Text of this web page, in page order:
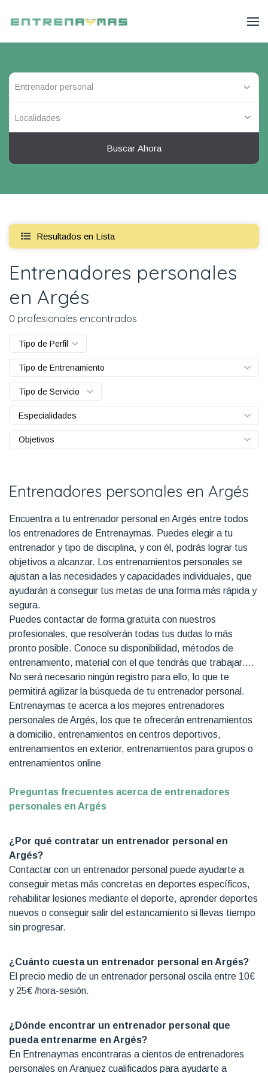
Localidades
Buscar Ahora
Resultados en Lista
Entrenadores personales
en Argés
0 profesionales encontrados
Tipo de Perfil
Tipo de Entrenamiento
Tipo de Servicio
Especialidades
Objetivos
Entrenadores personales en Argés
Encuentra a tu entrenador personal en Argés entre todos
los entrenadores de Entrenaymas. Puedes elegir a tu
entrenador y tipo de disciplina, y con él, podrás lograr tus
objetivos a alcanzar. Los entrenamientos personales se
ajustan a las necesidades y capacidades individuales, que
ayudarán a conseguir tus metas de una forma más rápida y
segura.
Puedes contactar de forma gratuita con nuestros
profesionales, que resolverán todas tus dudas lo más
pronto posible. Conoce su disponibilidad, métodos de
entrenamiento, material con el que tendrás que trabajar….
No será necesario ningún registro para ello, lo que te
permitirá agilizar la búsqueda de tu entrenador personal.
Entrenaymas te acerca a los mejores entrenadores
personales de Argés, los que te ofrecerán entrenamientos
a domicilio, entrenamientos en centros deportivos,
entrenamientos en exterior, entrenamientos para grupos o
entrenamientos online
Preguntas frecuentes acerca de entrenadores
personales en Argés
¿Por qué contratar un entrenador personal en
Argés?
Contactar con un entrenador personal puede ayudarte a
conseguir metas más concretas en deportes específicos,
rehabilitar lesiones mediante el deporte, aprender deportes
nuevos o conseguir salir del estancamiento si llevas tiempo
sin progresar.
¿Cuánto cuesta un entrenador personal en Argés?
El precio medio de un entrenador personal oscila entre 10€
y 25€ /hora-sesión.
¿Dónde encontrar un entrenador personal que
pueda entrenarme en Argés?
En Entrenaymas encontraras a cientos de entrenadores
personales en Aranjuez cualificados para ayudarte a